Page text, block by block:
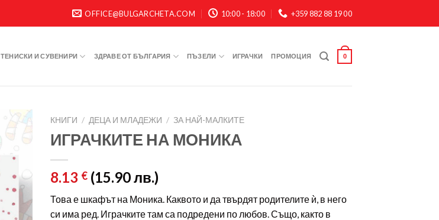
OFFICE@BULGARCHETA.COM 10:00 - 18:00 +359 882 88 19 00
ТЕНИСКИ И СУВЕНИРИ ЗДРАВЕ ОТ БЪЛГАРИЯ ПЪЗЕЛИ ИГРАЧКИ ПРОМОЦИЯ 0
КНИГИ / ДЕЦА И МЛАДЕЖИ / ЗА НАЙ-МАЛКИТЕ
ИГРАЧКИТЕ НА МОНИКА
8.13 € (15.90 лв.)
Това е шкафът на Моника. Каквото и да твърдят родителите ѝ, в него
си има ред. Играчките там са подредени по любов. Също, както в